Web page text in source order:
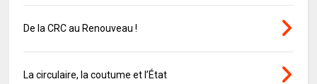
De la CRC au Renouveau !
La circulaire, la coutume et l’État